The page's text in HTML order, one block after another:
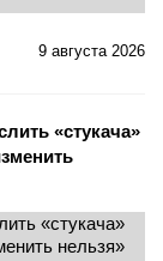
9 августа 2026
«стукача»